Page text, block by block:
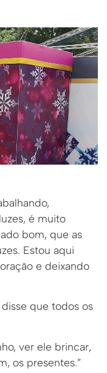
é muito
bom, que as
Estou aqui
e deixando
que todos os
ver ele brincar,
os presentes.”